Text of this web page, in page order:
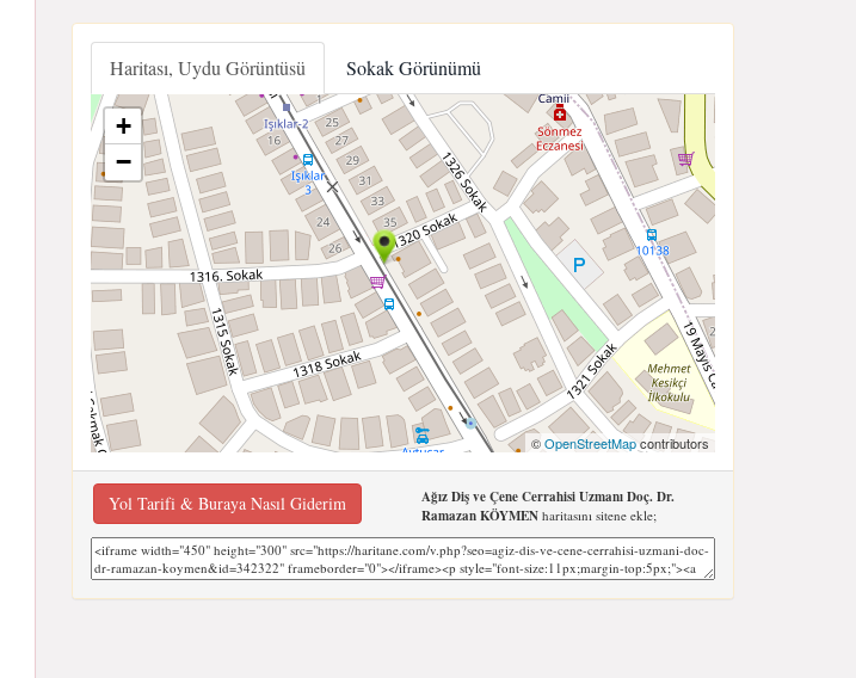
Haritası, Uydu Görüntüsü Sokak Görünümü
+
−
©OpenStreetMapcontributors
Yol Tarifi & Buraya Nasıl Giderim
Ağız Diş ve Çene Cerrahisi Uzmanı Doç. Dr.
Ramazan KÖYMENharitasını sitene ekle;